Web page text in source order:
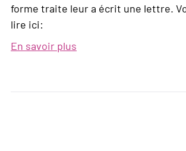
forme traite leur a écrit une lettre.
lire ici:
En savoir plus
une